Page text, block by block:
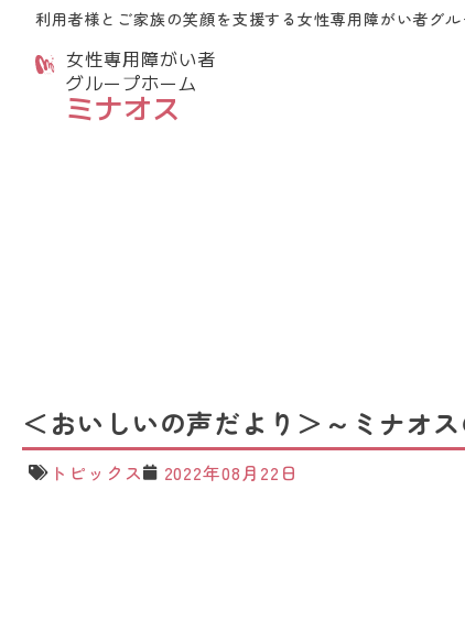
利用者様とご家族の笑顔を支援する女性専用障がい者グ
女性専用障がい者
グループホーム
ミナオス
＜おいしいの声だより＞～ミナオ
トピックス 2022年08月22日